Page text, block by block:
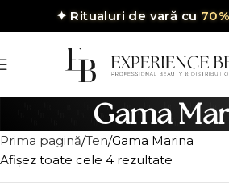
✦Ritualuri de vară cu
Gama
Prima pagină Ten Gama Marina
Afișez toate cele 4 rezultate